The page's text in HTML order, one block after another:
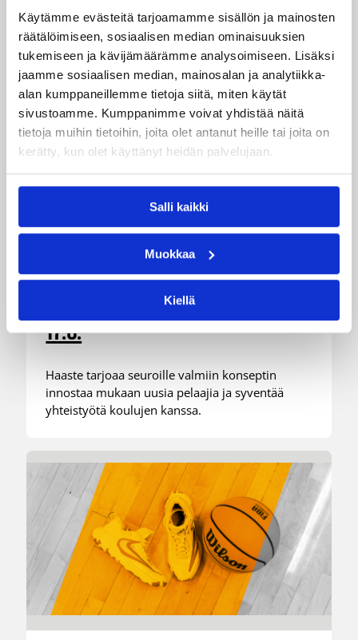
Käytämme evästeitä tarjoamamme sisällön ja mainosten
räätälöimiseen, sosiaalisen median ominaisuuksien
tukemiseen ja kävijämäärämme analysoimiseen. Lisäksi
jaamme sosiaalisen median, mainosalan ja analytiikka-
alan kumppaneillemme tietoja siitä, miten käytät
sivustoamme. Kumppanimme voivat yhdistää näitä
tietoja muihin tietoihin, joita olet antanut heille tai joita on
kerätty, kun olet käyttänyt heidän palvelujaan.
Salli kaikki
Muokkaa
Kiellä
Katso myös
Miljoona koria! -haaste alkaa
17.8.
Haaste tarjoaa seuroille valmiin konseptin
innostaa mukaan uusia pelaajia ja syventää
yhteistyötä koulujen kanssa.